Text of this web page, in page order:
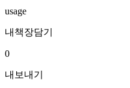
usage
내책장담기
0
내보내기